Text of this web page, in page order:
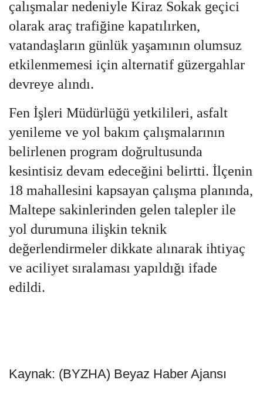
çalışmalar nedeniyle Kiraz Sokak geçici
olarak araç trafiğine kapatılırken,
vatandaşların günlük yaşamının olumsuz
etkilenmemesi için alternatif güzergahlar
devreye alındı.
Fen İşleri Müdürlüğü yetkilileri, asfalt
yenileme ve yol bakım çalışmalarının
belirlenen program doğrultusunda
kesintisiz devam edeceğini belirtti. İlçenin
18 mahallesini kapsayan çalışma planında,
Maltepe sakinlerinden gelen talepler ile
yol durumuna ilişkin teknik
değerlendirmeler dikkate alınarak ihtiyaç
ve aciliyet sıralaması yapıldığı ifade
edildi.
Kaynak: (BYZHA) Beyaz Haber Ajansı